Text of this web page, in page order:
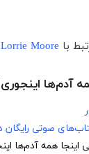
با Lorrie Moore
آدم‌ها
صوتی رایگان
اینجا همه آدم‌ها